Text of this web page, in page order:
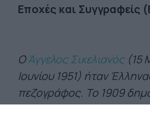
Εποχές και Συγγραφείς
ΟΆγγελος Σικελιανός(15
Ιουνίου 1951) ήταν
πεζογράφος. Το 1909
του ποιητική συλλογή